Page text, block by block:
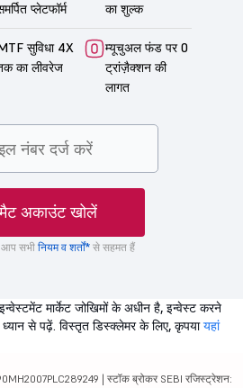
प्लेटफॉर्म
का शुल्क
सुविधा 4X
का लीवरेज
म्यूचुअल फंड पर 0
ट्रांज़ैक्शन की
लागत
अकाउंट खोलें
सभी नियम व शर्तों* से सहमत हैं
इन्वेस्टमेंट मार्केट जोखिमों के अधीन है, इन्वेस्ट करने
से पढ़ें. विस्तृत डिस्क्लेमर के लिए, कृपयायहां
| स्टॉक ब्रोकर SEBI रजिस्ट्रेशन: